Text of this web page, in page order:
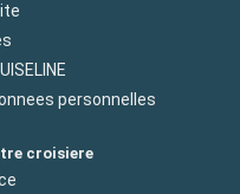
personnelles
croisiere